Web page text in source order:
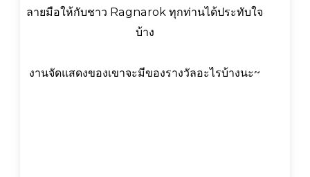
ลายมือให้กับชาว Ragnarok ทุกท่านได้ประทับใจ
บ้าง
งานจัดแสดงของเขาจะมีของรางวัลอะไรบ้างนะ~